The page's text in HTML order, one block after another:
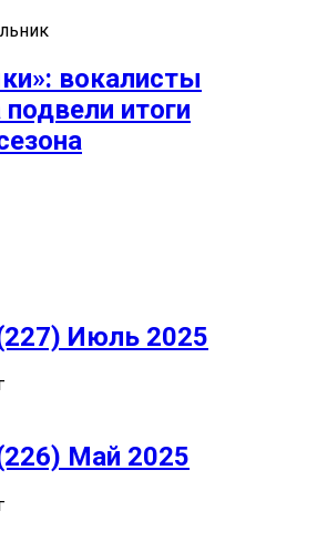
вокалисты
итоги
Июль 2025
Май 2025